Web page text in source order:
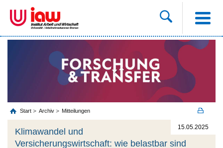
Start Archiv Mitteilungen
15.05.2025
Klimawandel und
Versicherungswirtschaft: wie belastbar sind